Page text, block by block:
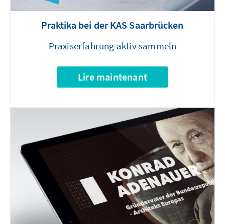
Praktika bei der KAS Saarbrücken
Praxiserfahrung aktiv sammeln
Lire maintenant